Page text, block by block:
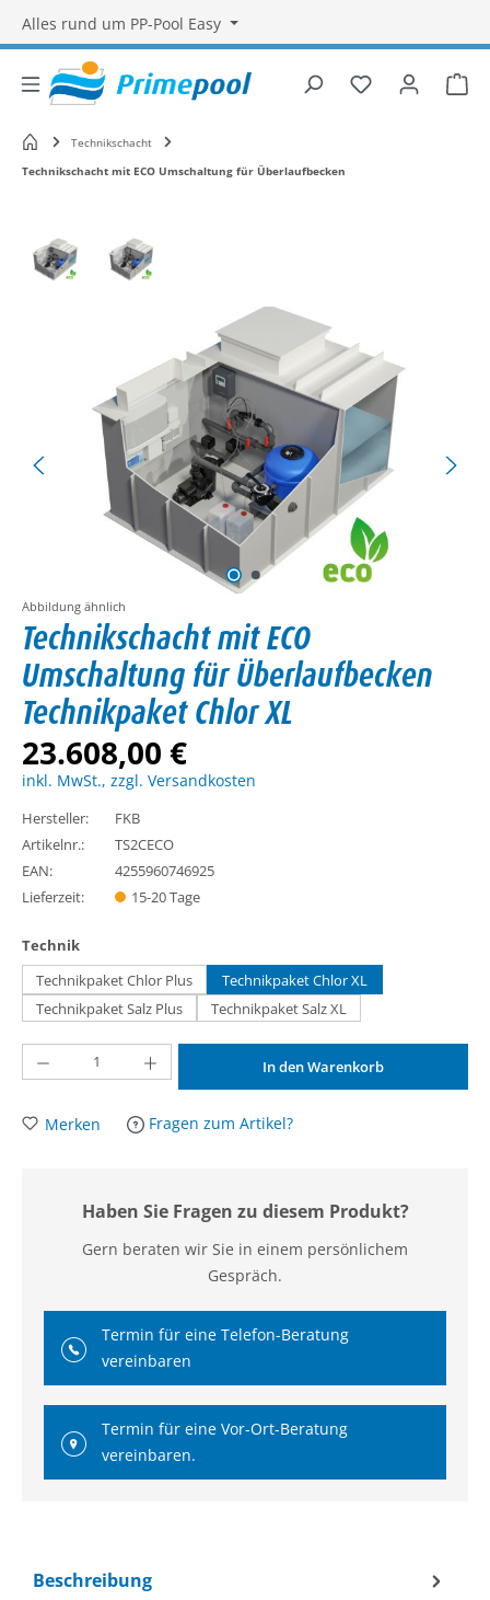
Alles rund um PP-Pool Easy
Du hast 0
StartseiteTechnikschacht
Technikschacht mit ECO Umschaltung für Überlaufbecken
Abbildung ähnlich
Technikschacht mit ECO
Umschaltung für Überlaufbecken
Technikpaket Chlor XL
23.608,00 €
inkl. MwSt., zzgl. Versandkosten
Hersteller:
FKB
Artikelnr.:
TS2CECO
EAN:
4255960746925
Lieferzeit:
15-20 Tage
Technikauswählen
Technikpaket Chlor Plus
Technikpaket Chlor XL
Technikpaket Salz Plus
Technikpaket Salz XL
Produkt Anzahl: Gib den gewünschten Wert ein oder benutze die Schaltflächen
In den Warenkorb
Merken Fragen zum Artikel?
Haben Sie Fragen zu diesem Produkt?
Gern beraten wir Sie in einem persönlichem
Gespräch.
Termin für eine Telefon-Beratung
vereinbaren
Termin für eine Vor-Ort-Beratung
vereinbaren.
Beschreibung